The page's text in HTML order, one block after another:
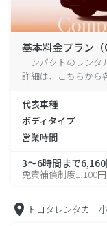
基本料金プラン（
コンパクトのレンタ
詳細は、こちらから
代表車種
ボディタイプ
営業時間
3～6時間まで
免責補償制度1,100円
トヨタレンタカー